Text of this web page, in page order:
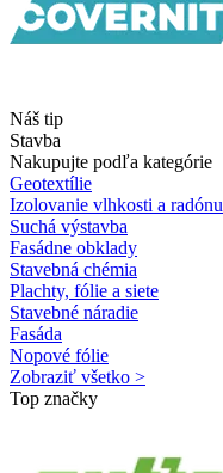
Náš tip
Stavba
Nakupujte podľa kategórie
Geotextílie
Izolovanie vlhkosti a radónu
Suchá výstavba
Fasádne obklady
Stavebná chémia
Plachty, fólie a siete
Stavebné náradie
Fasáda
Nopové fólie
Zobraziť všetko >
Top značky